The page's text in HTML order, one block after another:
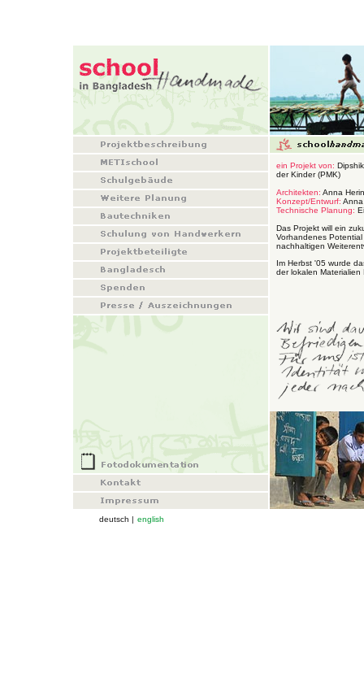
deutsch | english
ein Projekt von:
der Kinder (PMK)
Architekten: Anna
Konzept/Entwurf:
Technische Planung:
Das Projekt will ein
Vorhandenes
nachhaltigen
Im Herbst '05 wurde
der lokalen